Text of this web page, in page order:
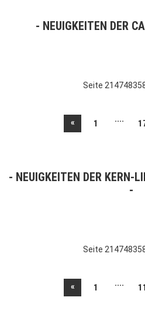
NEUIGKEITEN DER
Seite
« 1 ....
NEUIGKEITEN DER KERN-
Seite
« 1 .... 11